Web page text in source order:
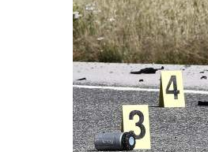
una
mujer
tras
ser
atropellada
mientras
montaba